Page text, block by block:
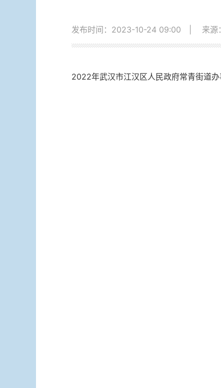
发布时间：2023-10-24 09:00 来源：
2022年武汉市江汉区人民政府常青街道